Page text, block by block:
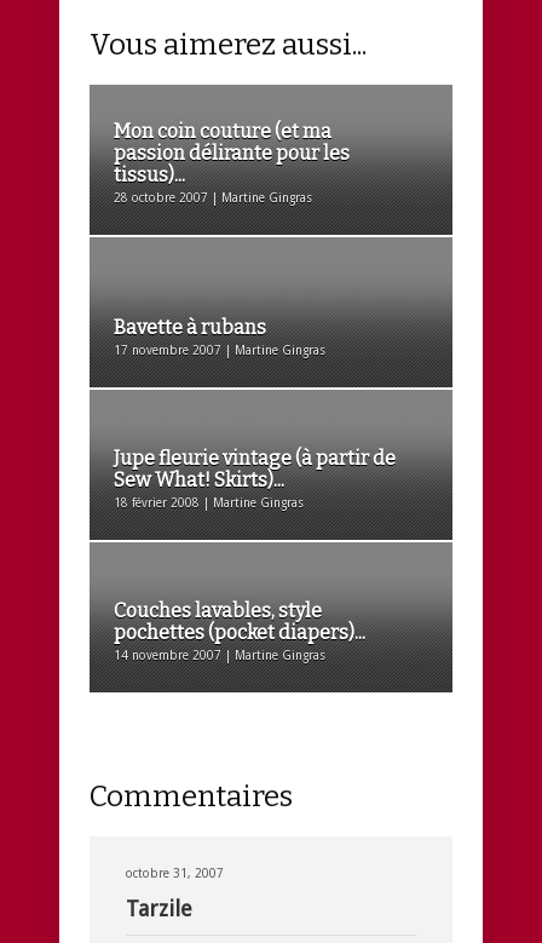
Vous aimerez aussi...
Mon coin couture (et ma
passion délirante pour les
tissus)...
28 octobre 2007 | Martine Gingras
Bavette à rubans
17 novembre 2007 | Martine Gingras
Jupe fleurie vintage (à partir de
Sew What! Skirts)...
18 février 2008 | Martine Gingras
Couches lavables, style
pochettes (pocket diapers)...
14 novembre 2007 | Martine Gingras
Commentaires
octobre 31, 2007
Tarzile